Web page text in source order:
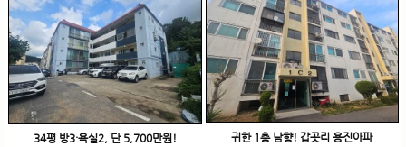
34평 방3·욕실2, 단 5,700만원!
귀한 1층 남향! 갑곳리 용진아파